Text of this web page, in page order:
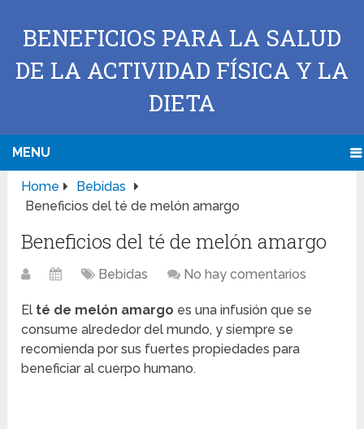
BENEFICIOS PARA LA SALUD
DE LA ACTIVIDAD FÍSICA Y LA
DIETA
MENU
Home
Bebidas
Beneficios del té de melón amargo
Beneficios del té de melón amargo
Bebidas No hay comentarios
El té de melón amargo es una infusión que se
consume alrededor del mundo, y siempre se
recomienda por sus fuertes propiedades para
beneficiar al cuerpo humano.